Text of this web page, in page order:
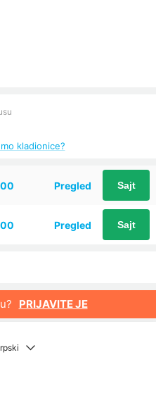
kladionice?
Pregled Sajt
Pregled Sajt
PRIJAVITE JE